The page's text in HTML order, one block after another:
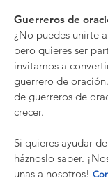
Guerreros de
¿No puedes unirte
pero quieres ser
invitamos a
guerrero de
de guerreros de
crecer.
Si quieres ayudar
háznoslo saber.
unas a nosotros!